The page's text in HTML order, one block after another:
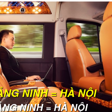
NINH = HÀ NỘI
NINH = HÀ NỘI